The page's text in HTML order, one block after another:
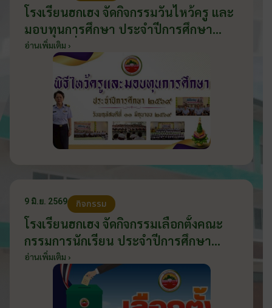
โรงเรียนฮกเฮง จัดกิจกรรมวันไหว้ครู และ
มอบทุนการศึกษา ประจำปีการศึกษา
2569 วันที่ 11 มิถุนายน 2569
อ่านเพิ่มเติม ›
9 มิ.ย. 2569 กิจกรรม
โรงเรียนฮกเฮง จัดกิจกรรมเลือกตั้งคณะ
กรรมการนักเรียน ประจำปีการศึกษา
2569 ส่งเสริมประชาธิปไตยในโรงเรียน
วันที่ 9 มิถุนายน 2569
อ่านเพิ่มเติม ›